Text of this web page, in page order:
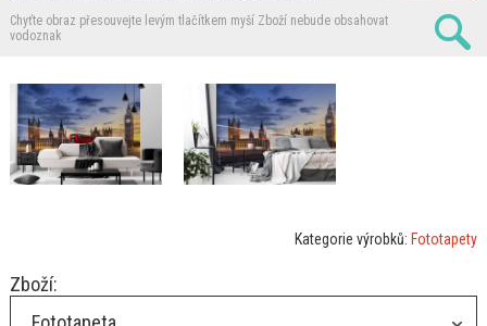
Chyťte obraz přesouvejte levým tlačítkem myší Zboží nebude obsahovat
vodoznak
Kategorie výrobků: Fototapety
Zboží: